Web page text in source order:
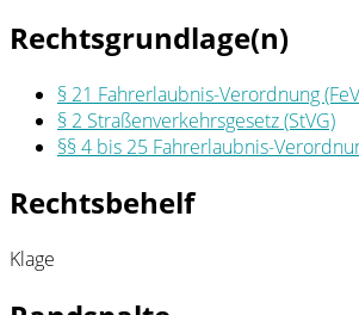
Rechtsgrundlage(n)
§ 21 Fahrerlaubnis-Verordnung
§ 2 Straßenverkehrsgesetz (StVG)
§§ 4 bis 25 Fahrerlaubnis-
Rechtsbehelf
Klage